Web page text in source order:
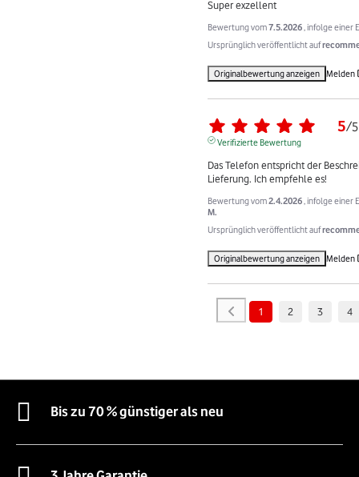
Super exzellent
Bewertung vom7.5.2026 , infolge einer
Ursprünglich veröffentlicht auf
Originalbewertung anzeigen Melden
5/5
Verifizierte Bewertung
Das Telefon entspricht der
Lieferung. Ich empfehle es!
Bewertung vom2.4.2026 , infolge einer
M.
Ursprünglich veröffentlicht auf
Originalbewertung anzeigen Melden
1 2 3 4
Bis zu 70 % günstiger als neu